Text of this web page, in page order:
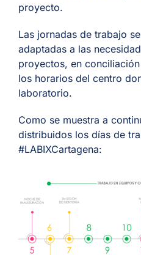
proyecto.
Las jornadas de trabajo
adaptadas a las
proyectos, en
los horarios del centro
laboratorio.
Como se muestra a
distribuidos los días de
#LABIXCartagena: